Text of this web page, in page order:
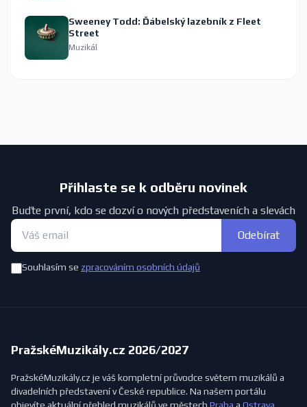
Sweeney Todd: Ďábelský lazebník z Fleet
Street
Muzikál
Přihlaste se k odběru novinek
Buďte první, kdo se dozví o nových představeních a slevách
Odebírat
Souhlasím se zpracováním osobních údajů
PražskéMuzikály.cz 2026/2027
PražskéMuzikály.cz je váš kompletní průvodce světem muzikálů a
divadelních představení v České republice. Na našem portálu